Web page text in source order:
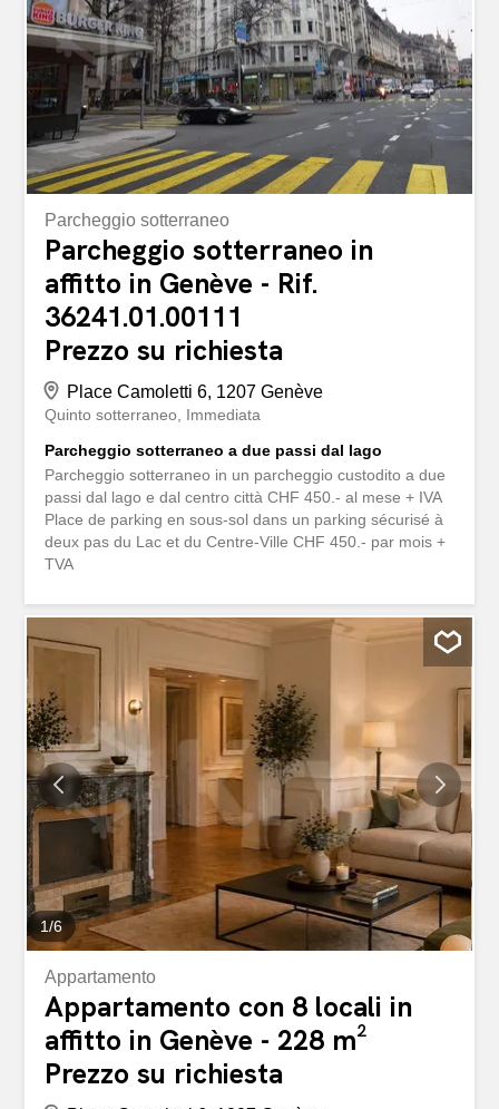
Facile accesso per la consegna o la clientela Ideale per:
Laboratorio, showroom, attività artigianale o spazio
logistico. Un bene raro e funzionale, che combina
accessibilità, comfort e versatilità! Local d'exception au
RDC : 270...
Parcheggio sotterraneo
Parcheggio sotterraneo in
affitto in Genève - Rif.
36241.01.00111
Prezzo su richiesta
Place Camoletti 6, 1207 Genève
Quinto sotterraneo
Immediata
Parcheggio sotterraneo a due passi dal lago
Parcheggio sotterraneo in un parcheggio custodito a due
passi dal lago e dal centro città CHF 450.- al mese + IVA
Place de parking en sous-sol dans un parking sécurisé à
deux pas du Lac et du Centre-Ville CHF 450.- par mois +
TVA
1/6
Appartamento
Appartamento con 8 locali in
affitto in Genève - 228 m²
Prezzo su richiesta